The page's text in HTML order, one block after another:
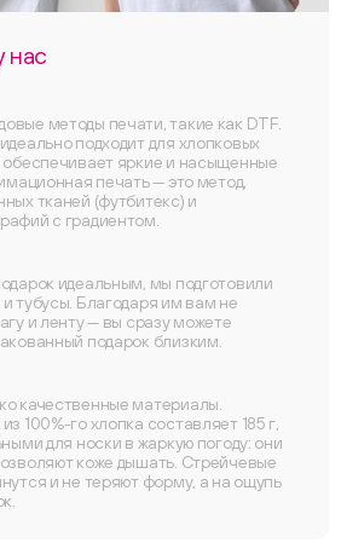
нас
методы печати, такие как DTF.
подходит для хлопковых
обеспечивает яркие и насыщенные
печать — это метод,
тканей (футбитекс) и
с градиентом.
идеальным, мы подготовили
тубусы. Благодаря им вам не
и ленту — вы сразу можете
подарок близким.
качественные материалы.
100%-го хлопка составляет 185 г,
для носки в жаркую погоду: они
коже дышать. Стрейчевые
и не теряют форму, а на ощупь